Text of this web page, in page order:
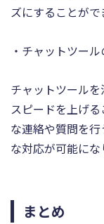
ズにすることがで
・チャットツー
チャットツール
スピードを上げ
な連絡や質問を
な対応が可能にな
まとめ